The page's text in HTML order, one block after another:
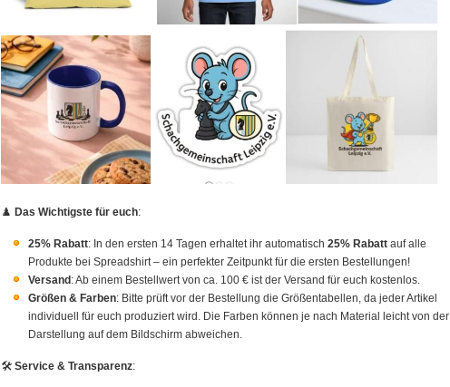
♟️ Das Wichtigste für euch:
25% Rabatt: In den ersten 14 Tagen erhaltet ihr automatisch 25% Rabatt auf alle
Produkte bei Spreadshirt – ein perfekter Zeitpunkt für die ersten Bestellungen!
Versand : Ab einem Bestellwert von ca. 100 € ist der Versand für euch kostenlos.
Größen & Farben: Bitte prüft vor der Bestellung die Größentabellen, da jeder Artikel
individuell für euch produziert wird. Die Farben können je nach Material leicht von der
Darstellung auf dem Bildschirm abweichen.
🛠️ Service & Transparenz: